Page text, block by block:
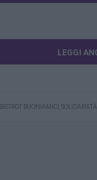
LEGGI
BISTROT BUONIAMICI,